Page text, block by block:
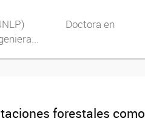
Doctora en
forestales como